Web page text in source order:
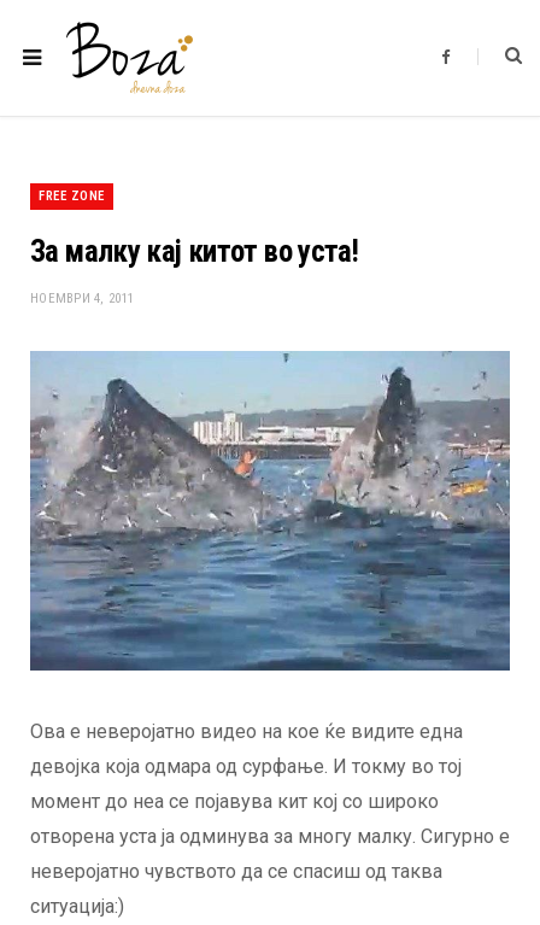
F
b
FREE ZONE
За малку кај китот во уста!
НОЕМВРИ 4, 2011
Ова е неверојатно видео на кое ќе видите една
девојка која одмара од сурфање. И токму во тој
момент до неа се појавува кит кој со широко
отворена уста ја одминува за многу малку. Сигурно е
неверојатно чувството да се спасиш од таква
ситуација:)